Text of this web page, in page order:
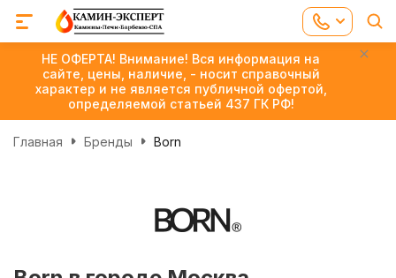
НЕ ОФЕРТА! Внимание! Вся информация на
сайте, цены, наличие, - носит справочный
характер и не является публичной офертой,
определяемой статьей 437 ГК РФ!
Главная Бренды Born